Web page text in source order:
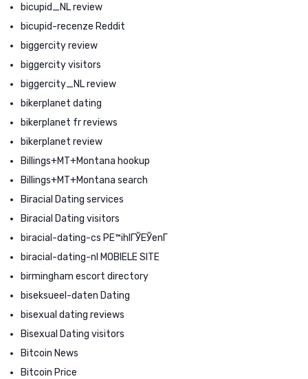
bicupid_NL review
bicupid-recenze Reddit
biggercity review
biggercity visitors
biggercity_NL review
bikerplanet dating
bikerplanet fr reviews
bikerplanet review
Billings+MT+Montana hookup
Billings+MT+Montana search
Biracial Dating services
Biracial Dating visitors
biracial-dating-cs PЕ™ihlГЎЕЎenГ­
biracial-dating-nl MOBIELE SITE
birmingham escort directory
biseksueel-daten Dating
bisexual dating reviews
Bisexual Dating visitors
Bitcoin News
Bitcoin Price